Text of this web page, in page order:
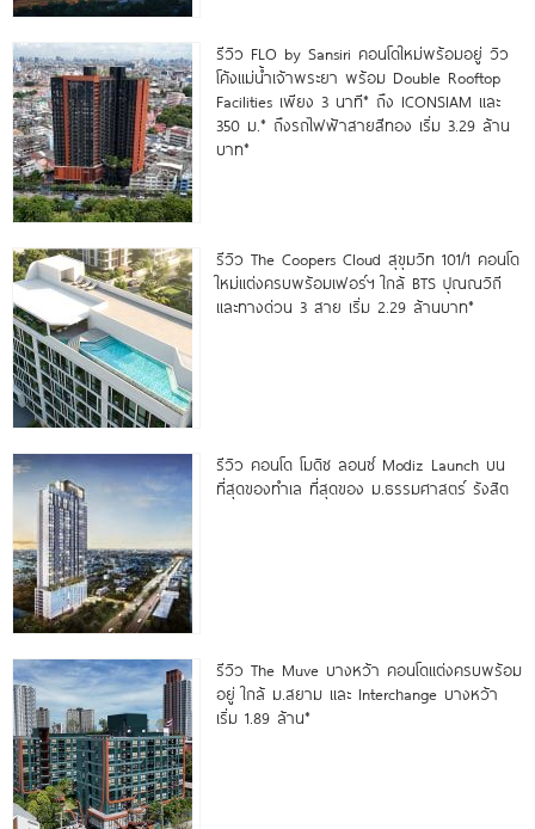
รีวิว FLO by Sansiri คอนโดใหม่พร้อมอยู่ วิว
โค้งแม่น้ำเจ้าพระยา พร้อม Double Rooftop
Facilities เพียง 3 นาที* ถึง ICONSIAM และ
350 ม.* ถึงรถไฟฟ้าสายสีทอง เริ่ม 3.29 ล้าน
บาท*
รีวิว The Coopers Cloud สุขุมวิท 101/1 คอนโด
ใหม่แต่งครบพร้อมเฟอร์ฯ ใกล้ BTS ปุณณวิถี
และทางด่วน 3 สาย เริ่ม 2.29 ล้านบาท*
รีวิว คอนโด โมดิซ ลอนซ์ Modiz Launch บน
ที่สุดของทำเล ที่สุดของ ม.ธรรมศาสตร์ รังสิต
รีวิว The Muve บางหว้า คอนโดแต่งครบพร้อม
อยู่ ใกล้ ม.สยาม และ Interchange บางหว้า
เริ่ม 1.89 ล้าน*